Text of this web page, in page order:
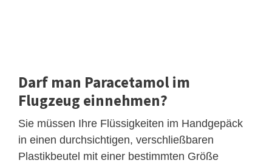
Darf man Paracetamol im
Flugzeug einnehmen?
Sie müssen Ihre Flüssigkeiten im Handgepäck
in einen durchsichtigen, verschließbaren
Plastikbeutel mit einer bestimmten Größe